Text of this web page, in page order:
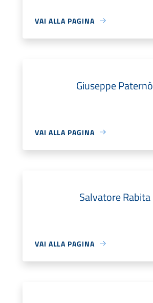
VAI ALLA PAGINA
Giuseppe Paternò
VAI ALLA PAGINA
Salvatore Rabita
VAI ALLA PAGINA